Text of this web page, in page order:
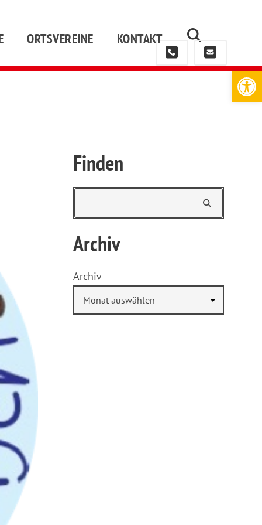
ORTSVEREINE KONTAKT
Finden
Archiv
Archiv
Werkzeugleiste öffnen